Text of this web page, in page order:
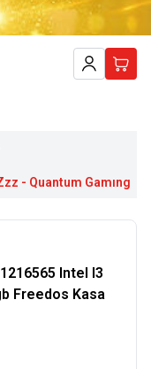
Hesabım
- Quantum Gamıng
Intel I3
Freedos Kasa